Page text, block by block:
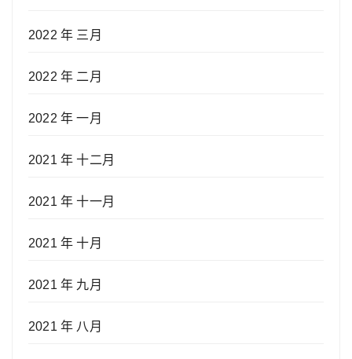
2022 年 三月
2022 年 二月
2022 年 一月
2021 年 十二月
2021 年 十一月
2021 年 十月
2021 年 九月
2021 年 八月